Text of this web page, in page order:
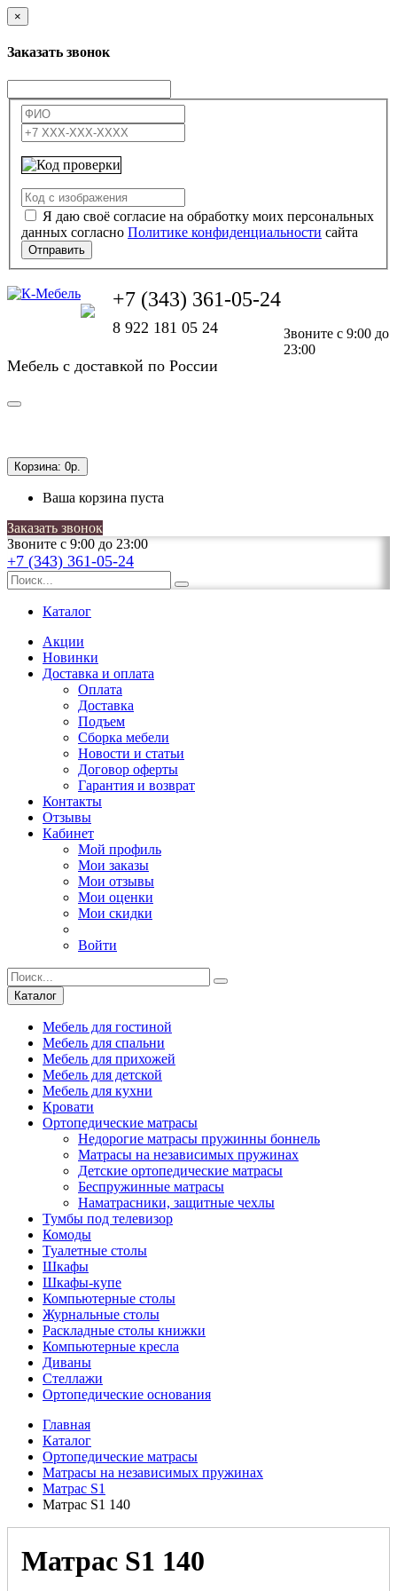
×
Заказать звонок
Я даю своё согласие на обработку моих персональных
данных согласно Политике конфиденциальности сайта
Отправить
Звоните с 9:00 до
23:00
+7 (343) 361-05-24
8 922 181 05 24
Мебель с доставкой по России
Корзина: 0р.
Ваша корзина пуста
Заказать звонок
Звоните с 9:00 до 23:00
+7 (343) 361-05-24
Каталог
Акции
Новинки
Доставка и оплата
Оплата
Доставка
Подъем
Сборка мебели
Новости и статьи
Договор оферты
Гарантия и возврат
Контакты
Отзывы
Кабинет
Мой профиль
Мои заказы
Мои отзывы
Мои оценки
Мои скидки
Войти
Каталог
Мебель для гостиной
Мебель для спальни
Мебель для прихожей
Мебель для детской
Мебель для кухни
Кровати
Ортопедические матрасы
Недорогие матрасы пружинны боннель
Матрасы на независимых пружинах
Детские ортопедические матрасы
Беспружинные матрасы
Наматрасники, защитные чехлы
Тумбы под телевизор
Комоды
Туалетные столы
Шкафы
Шкафы-купе
Компьютерные столы
Журнальные столы
Раскладные столы книжки
Компьютерные кресла
Диваны
Стеллажи
Ортопедические основания
Главная
Каталог
Ортопедические матрасы
Матрасы на независимых пружинах
Матрас S1
Матрас S1 140
Матрас S1 140